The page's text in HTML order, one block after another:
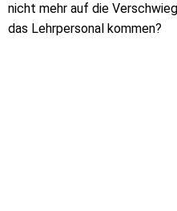
nicht mehr auf die
das Lehrpersonal kommen?